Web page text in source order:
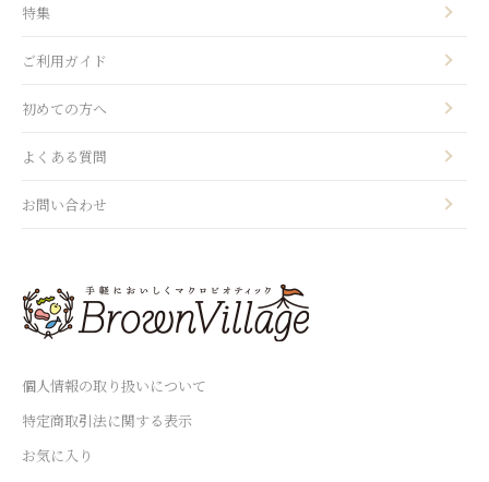
個人情報の取り扱いについて
特定商取引法に関する表示
お気に入り
特集
ご利用ガイド
初めての方へ
よくある質問
お問い合わせ